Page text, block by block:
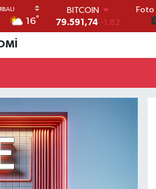
16°
DOLAR
45,43620 0.02
EURO
STERLİN
6862,09000 0.19
14.598,00
Foto